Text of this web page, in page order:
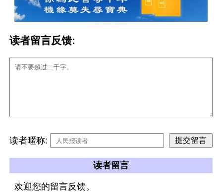
读者留言反馈:
读者暱称:
读者留言
欢迎您的留言反馈。